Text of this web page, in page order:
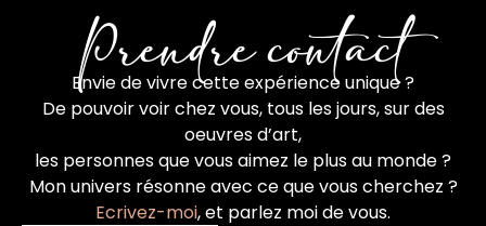
Prendre contact
Envie de vivre cette expérience unique ?
De pouvoir voir chez vous, tous les jours, sur des
oeuvres d’art,
les personnes que vous aimez le plus au monde ?
Mon univers résonne avec ce que vous cherchez ?
Ecrivez-moi, et parlez moi de vous.